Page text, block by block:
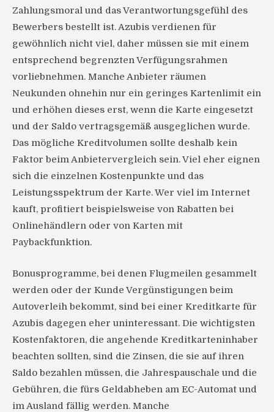
Zahlungsmoral und das Verantwortungsgefühl des
Bewerbers bestellt ist. Azubis verdienen für
gewöhnlich nicht viel, daher müssen sie mit einem
entsprechend begrenzten Verfügungsrahmen
vorliebnehmen. Manche Anbieter räumen
Neukunden ohnehin nur ein geringes Kartenlimit ein
und erhöhen dieses erst, wenn die Karte eingesetzt
und der Saldo vertragsgemäß ausgeglichen wurde.
Das mögliche Kreditvolumen sollte deshalb kein
Faktor beim Anbietervergleich sein. Viel eher eignen
sich die einzelnen Kostenpunkte und das
Leistungsspektrum der Karte. Wer viel im Internet
kauft, profitiert beispielsweise von Rabatten bei
Onlinehändlern oder von Karten mit
Paybackfunktion.
Bonusprogramme, bei denen Flugmeilen gesammelt
werden oder der Kunde Vergünstigungen beim
Autoverleih bekommt, sind bei einer Kreditkarte für
Azubis dagegen eher uninteressant. Die wichtigsten
Kostenfaktoren, die angehende Kreditkarteninhaber
beachten sollten, sind die Zinsen, die sie auf ihren
Saldo bezahlen müssen, die Jahrespauschale und die
Gebühren, die fürs Geldabheben am EC-Automat und
im Ausland fällig werden. Manche